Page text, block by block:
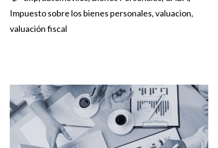
Impuesto sobre los bienes personales,valuacion,
valuación fiscal